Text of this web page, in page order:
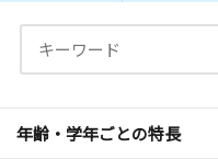
年齢・学年ごとの特長